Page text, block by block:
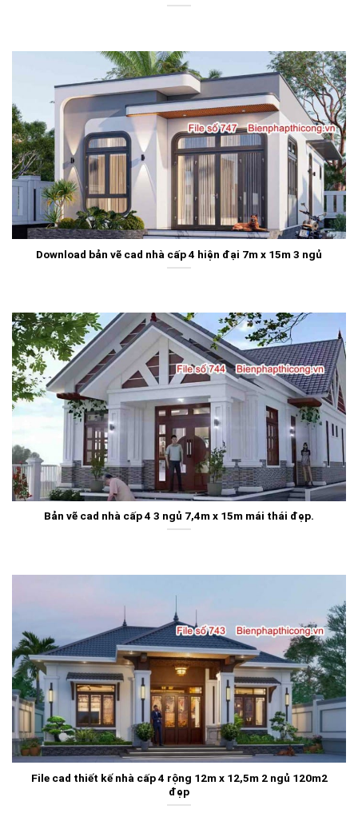
Download bản vẽ cad nhà cấp 4 hiện đại 7m x 15m 3 ngủ
Bản vẽ cad nhà cấp 4 3 ngủ 7,4m x 15m mái thái đẹp.
File cad thiết kế nhà cấp 4 rộng 12m x 12,5m 2 ngủ 120m2
đẹp